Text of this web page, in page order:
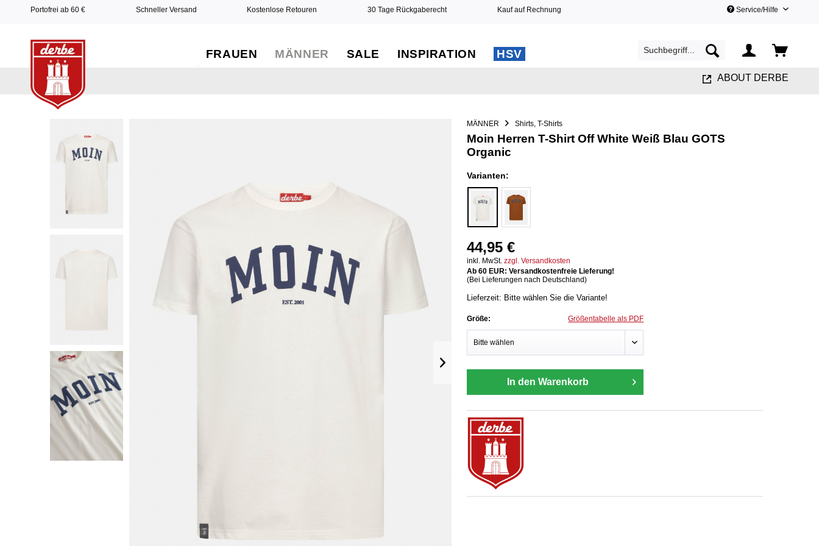
Portofrei ab 60 € Schneller Versand Kostenlose Retouren 30 Tage Rückgaberecht Kauf auf Rechnung Service/Hilfe
FRAUEN MÄNNER SALE INSPIRATION HSV
ABOUT DERBE
MÄNNER Shirts, T-Shirts
Moin Herren T-Shirt Off White Weiß Blau GOTS
Organic
Varianten:
44,95 €
inkl. MwSt.zzgl. Versandkosten
Ab 60 EUR: Versandkostenfreie Lieferung!
(Bei Lieferungen nach Deutschland)
Lieferzeit: Bitte wählen Sie die Variante!
Größe: Größentabelle als PDF
In den Warenkorb